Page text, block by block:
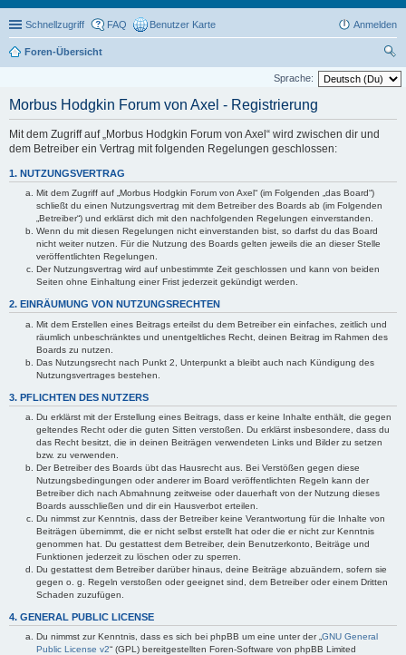
Schnellzugriff FAQ Benutzer Karte Anmelden
Foren-Übersicht
uc
Sprache:
Morbus Hodgkin Forum von Axel - Registrierung
Mit dem Zugriff auf „Morbus Hodgkin Forum von Axel“ wird zwischen dir und
dem Betreiber ein Vertrag mit folgenden Regelungen geschlossen:
1. NUTZUNGSVERTRAG
Mit dem Zugriff auf „Morbus Hodgkin Forum von Axel“ (im Folgenden „das Board“)
schließt du einen Nutzungsvertrag mit dem Betreiber des Boards ab (im Folgenden
„Betreiber“) und erklärst dich mit den nachfolgenden Regelungen einverstanden.
Wenn du mit diesen Regelungen nicht einverstanden bist, so darfst du das Board
nicht weiter nutzen. Für die Nutzung des Boards gelten jeweils die an dieser Stelle
veröffentlichten Regelungen.
Der Nutzungsvertrag wird auf unbestimmte Zeit geschlossen und kann von beiden
Seiten ohne Einhaltung einer Frist jederzeit gekündigt werden.
2. EINRÄUMUNG VON NUTZUNGSRECHTEN
Mit dem Erstellen eines Beitrags erteilst du dem Betreiber ein einfaches, zeitlich und
räumlich unbeschränktes und unentgeltliches Recht, deinen Beitrag im Rahmen des
Boards zu nutzen.
Das Nutzungsrecht nach Punkt 2, Unterpunkt a bleibt auch nach Kündigung des
Nutzungsvertrages bestehen.
3. PFLICHTEN DES NUTZERS
Du erklärst mit der Erstellung eines Beitrags, dass er keine Inhalte enthält, die gegen
geltendes Recht oder die guten Sitten verstoßen. Du erklärst insbesondere, dass du
das Recht besitzt, die in deinen Beiträgen verwendeten Links und Bilder zu setzen
bzw. zu verwenden.
Der Betreiber des Boards übt das Hausrecht aus. Bei Verstößen gegen diese
Nutzungsbedingungen oder anderer im Board veröffentlichten Regeln kann der
Betreiber dich nach Abmahnung zeitweise oder dauerhaft von der Nutzung dieses
Boards ausschließen und dir ein Hausverbot erteilen.
Du nimmst zur Kenntnis, dass der Betreiber keine Verantwortung für die Inhalte von
Beiträgen übernimmt, die er nicht selbst erstellt hat oder die er nicht zur Kenntnis
genommen hat. Du gestattest dem Betreiber, dein Benutzerkonto, Beiträge und
Funktionen jederzeit zu löschen oder zu sperren.
Du gestattest dem Betreiber darüber hinaus, deine Beiträge abzuändern, sofern sie
gegen o. g. Regeln verstoßen oder geeignet sind, dem Betreiber oder einem Dritten
Schaden zuzufügen.
4. GENERAL PUBLIC LICENSE
Du nimmst zur Kenntnis, dass es sich bei phpBB um eine unter der „ GNU General
Public License v2“ (GPL) bereitgestellten Foren-Software von phpBB Limited